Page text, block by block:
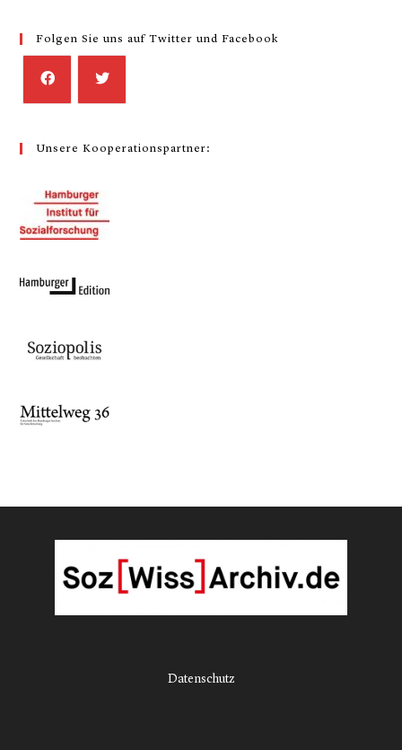
Folgen Sie uns auf Twitter und Facebook
Unsere Kooperationspartner:
Datenschutz